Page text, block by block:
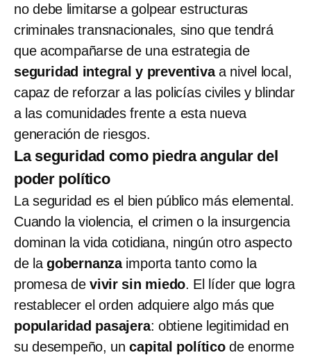
no debe limitarse a golpear estructuras
criminales transnacionales, sino que tendrá
que acompañarse de una estrategia de
seguridad integral y preventivaa nivel local,
capaz de reforzar a las policías civiles y blindar
a las comunidades frente a esta nueva
generación de riesgos.
La seguridad como piedra angular del
poder político
La seguridad es el bien público más elemental.
Cuando la violencia, el crimen o la insurgencia
dominan la vida cotidiana, ningún otro aspecto
de la gobernanzaimporta tanto como la
promesa devivir sin miedo. El líder que logra
restablecer el orden adquiere algo más que
popularidad pasajera: obtiene legitimidad en
su desempeño, uncapital políticode enorme